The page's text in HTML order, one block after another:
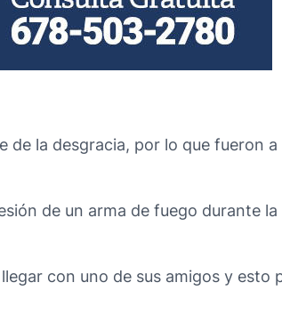
la desgracia, por lo que fueron a
de un arma de fuego durante
con uno de sus amigos y esto